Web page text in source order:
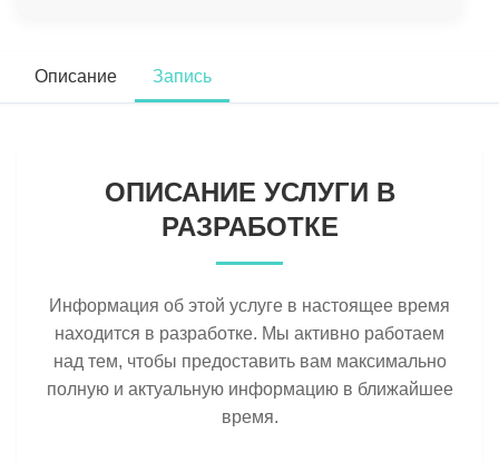
Описание Запись
ОПИСАНИЕ УСЛУГИ В
РАЗРАБОТКЕ
Информация об этой услуге в настоящее время
находится в разработке. Мы активно работаем
над тем, чтобы предоставить вам максимально
полную и актуальную информацию в ближайшее
время.